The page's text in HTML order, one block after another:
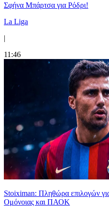
Σφήνα Μπάρτσα για Ρόδρι!
La Liga
|
11:46
Stoiximan: Πληθώρα επιλογών
Ομόνοιας και ΠΑΟΚ